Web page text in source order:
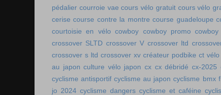
pédalier courroie vae cours vélo gratuit cours vélo
cerise course contre la montre course guadeloupe
courtoisie en vélo cowboy cowboy promo
crossover SLTD crossover V crossover ltd
crossover s ltd crossover xv créateur podbike ct vélo
au japon culture vélo japon cx cx débridé cx-2025
cyclisme antisportif cyclisme au japon cyclisme bmx
jo 2024 cyclisme dangers cyclisme et caféine